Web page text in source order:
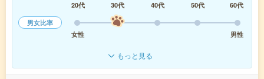
20代
30代 40代 50代
60代
男女比率
女性
男性
もっと見る